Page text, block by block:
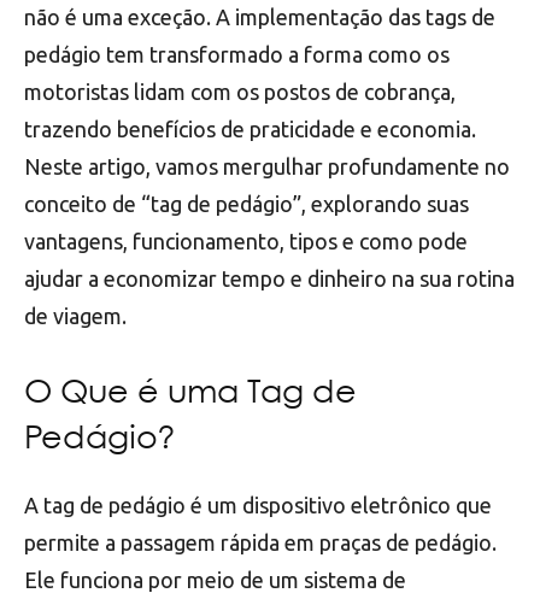
não é uma exceção. A implementação das tags de
pedágio tem transformado a forma como os
motoristas lidam com os postos de cobrança,
trazendo benefícios de praticidade e economia.
Neste artigo, vamos mergulhar profundamente no
conceito de “tag de pedágio”, explorando suas
vantagens, funcionamento, tipos e como pode
ajudar a economizar tempo e dinheiro na sua rotina
de viagem.
O Que é uma Tag de
Pedágio?
A tag de pedágio é um dispositivo eletrônico que
permite a passagem rápida em praças de pedágio.
Ele funciona por meio de um sistema de